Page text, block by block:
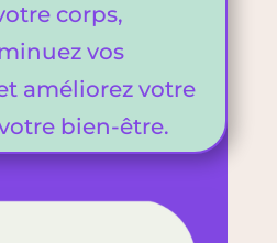
corps,
vos
améliorez votre
bien-être.